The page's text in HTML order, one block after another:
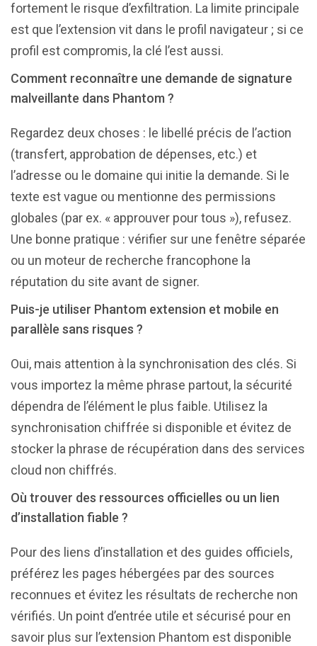
fortement le risque d’exfiltration. La limite principale
est que l’extension vit dans le profil navigateur ; si ce
profil est compromis, la clé l’est aussi.
Comment reconnaître une demande de signature
malveillante dans Phantom ?
Regardez deux choses : le libellé précis de l’action
(transfert, approbation de dépenses, etc.) et
l’adresse ou le domaine qui initie la demande. Si le
texte est vague ou mentionne des permissions
globales (par ex. « approuver pour tous »), refusez.
Une bonne pratique : vérifier sur une fenêtre séparée
ou un moteur de recherche francophone la
réputation du site avant de signer.
Puis-je utiliser Phantom extension et mobile en
parallèle sans risques ?
Oui, mais attention à la synchronisation des clés. Si
vous importez la même phrase partout, la sécurité
dépendra de l’élément le plus faible. Utilisez la
synchronisation chiffrée si disponible et évitez de
stocker la phrase de récupération dans des services
cloud non chiffrés.
Où trouver des ressources officielles ou un lien
d’installation fiable ?
Pour des liens d’installation et des guides officiels,
préférez les pages hébergées par des sources
reconnues et évitez les résultats de recherche non
vérifiés. Un point d’entrée utile et sécurisé pour en
savoir plus sur l’extension Phantom est disponible